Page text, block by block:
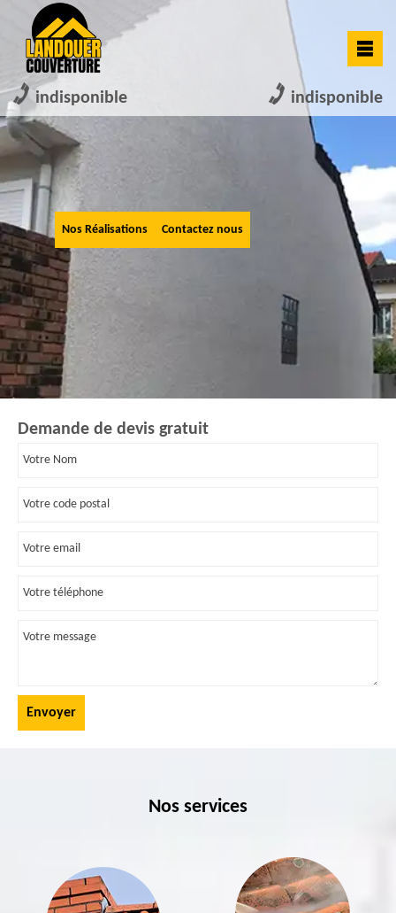
indisponible indisponible
Nos Réalisations Contactez nous
Demande de devis gratuit
Nos services